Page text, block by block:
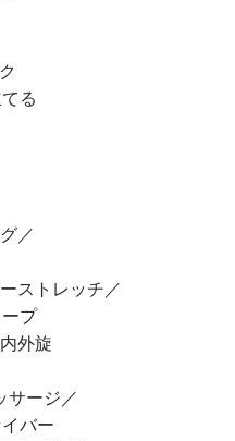
る
／
トレッチ／
プ
外旋
ージ／
バー